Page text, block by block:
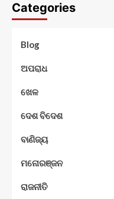
Categories
Blog
ଅପରାଧ
ଖେଳ
ଦେଶ ବିଦେଶ
ବାଣିଜ୍ୟ
ମନୋରଞ୍ଜନ
ରାଜନୀତି